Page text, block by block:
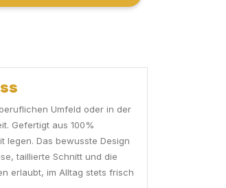
Umfeld oder in der
Gefertigt aus 100%
legen. Das bewusste Design
taillierte Schnitt und die
erlaubt, im Alltag stets frisch